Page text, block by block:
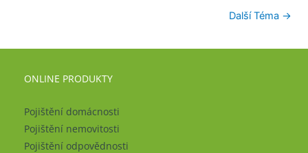
Další Téma →
ONLINE PRODUKTY
Pojištění domácnosti
Pojištění nemovitosti
Pojištění odpovědnosti